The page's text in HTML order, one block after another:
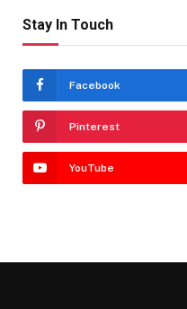
Stay In Touch
Facebook
Pinterest
YouTube